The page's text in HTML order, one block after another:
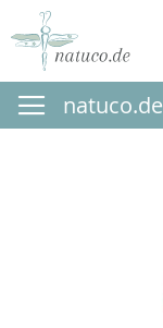
Direkt
zum
Inhalt
natuco.de